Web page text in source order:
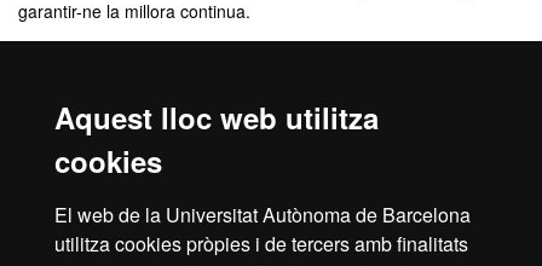
Aquest lloc web utilitza
cookies
El web de la Universitat Autònoma de Barcelona
utilitza cookies pròpies i de tercers amb finalitats
garantir-ne la millora continua.
Sistema de Garantia Interna de Qualitat
Seguretat Integral
OPINA FUAB Formació
queixes i felicitacions sobre el funcionalment de l’Escola FUAB
Formació.